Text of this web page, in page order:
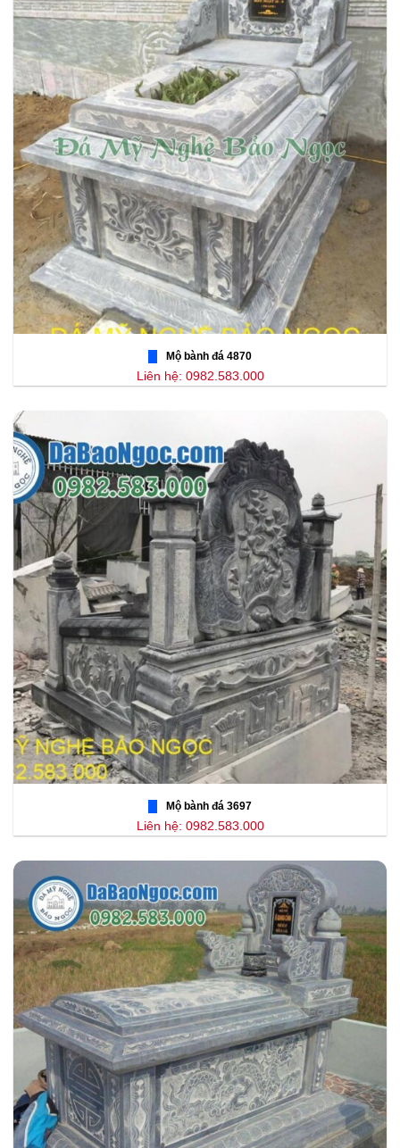
Mộ bành đá 4870
Liên hệ: 0982.583.000
Mộ bành đá 3697
Liên hệ: 0982.583.000